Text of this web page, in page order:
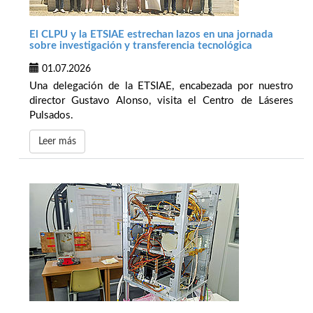
El CLPU y la ETSIAE estrechan lazos en una jornada
sobre investigación y transferencia tecnológica
01.07.2026
Una delegación de la ETSIAE, encabezada por nuestro
director Gustavo Alonso, visita el Centro de Láseres
Pulsados.
Leer más